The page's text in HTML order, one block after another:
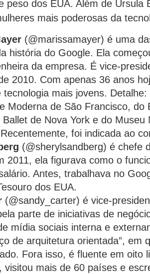
peso dos EUA. Além de Ursula
mais poderosas da
(@marissamayer) é uma
história do Google. Ela
da empresa. É vice-
2010. Com apenas 36 anos
tecnologia mais jovens.
Moderna de São Francisco, do
de Nova York e do Museu
foi indicada ao
(@sherylsandberg) é chefe
2011, ela figurava como o
Antes, trabalhava no
dos EUA.
(@sandy_carter) é vice-
parte de iniciativas de
mídia sociais interna e
de arquitetura orientada”, em
Fora isso, é fluente em oito
visitou mais de 60 países e